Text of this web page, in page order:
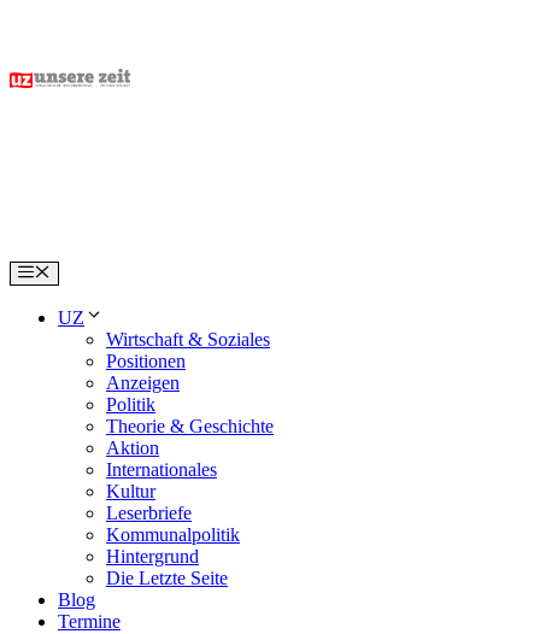
content
Menu
UZ
Wirtschaft & Soziales
Positionen
Anzeigen
Politik
Theorie & Geschichte
Aktion
Internationales
Kultur
Leserbriefe
Kommunalpolitik
Hintergrund
Die Letzte Seite
Blog
Termine